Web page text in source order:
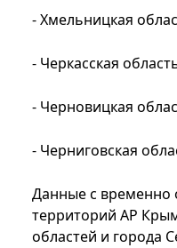
- Хмельницкая
- Черкасская
- Черновицкая
- Черниговская
Данные с временно
территорий АР
областей и города